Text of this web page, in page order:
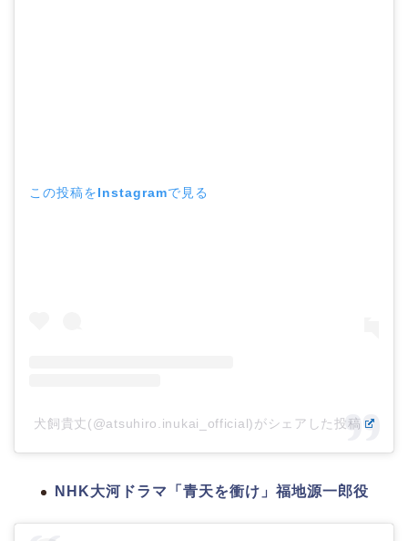
この投稿をInstagramで見る
犬飼貴丈(@atsuhiro.inukai_official)がシェアした投稿
NHK大河ドラマ「青天を衝け」福地源一郎役